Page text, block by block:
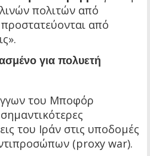
πολιτών από
από
για πολυετή
του Μποφόρ
του Ιράν στις υποδομές
(proxy war).